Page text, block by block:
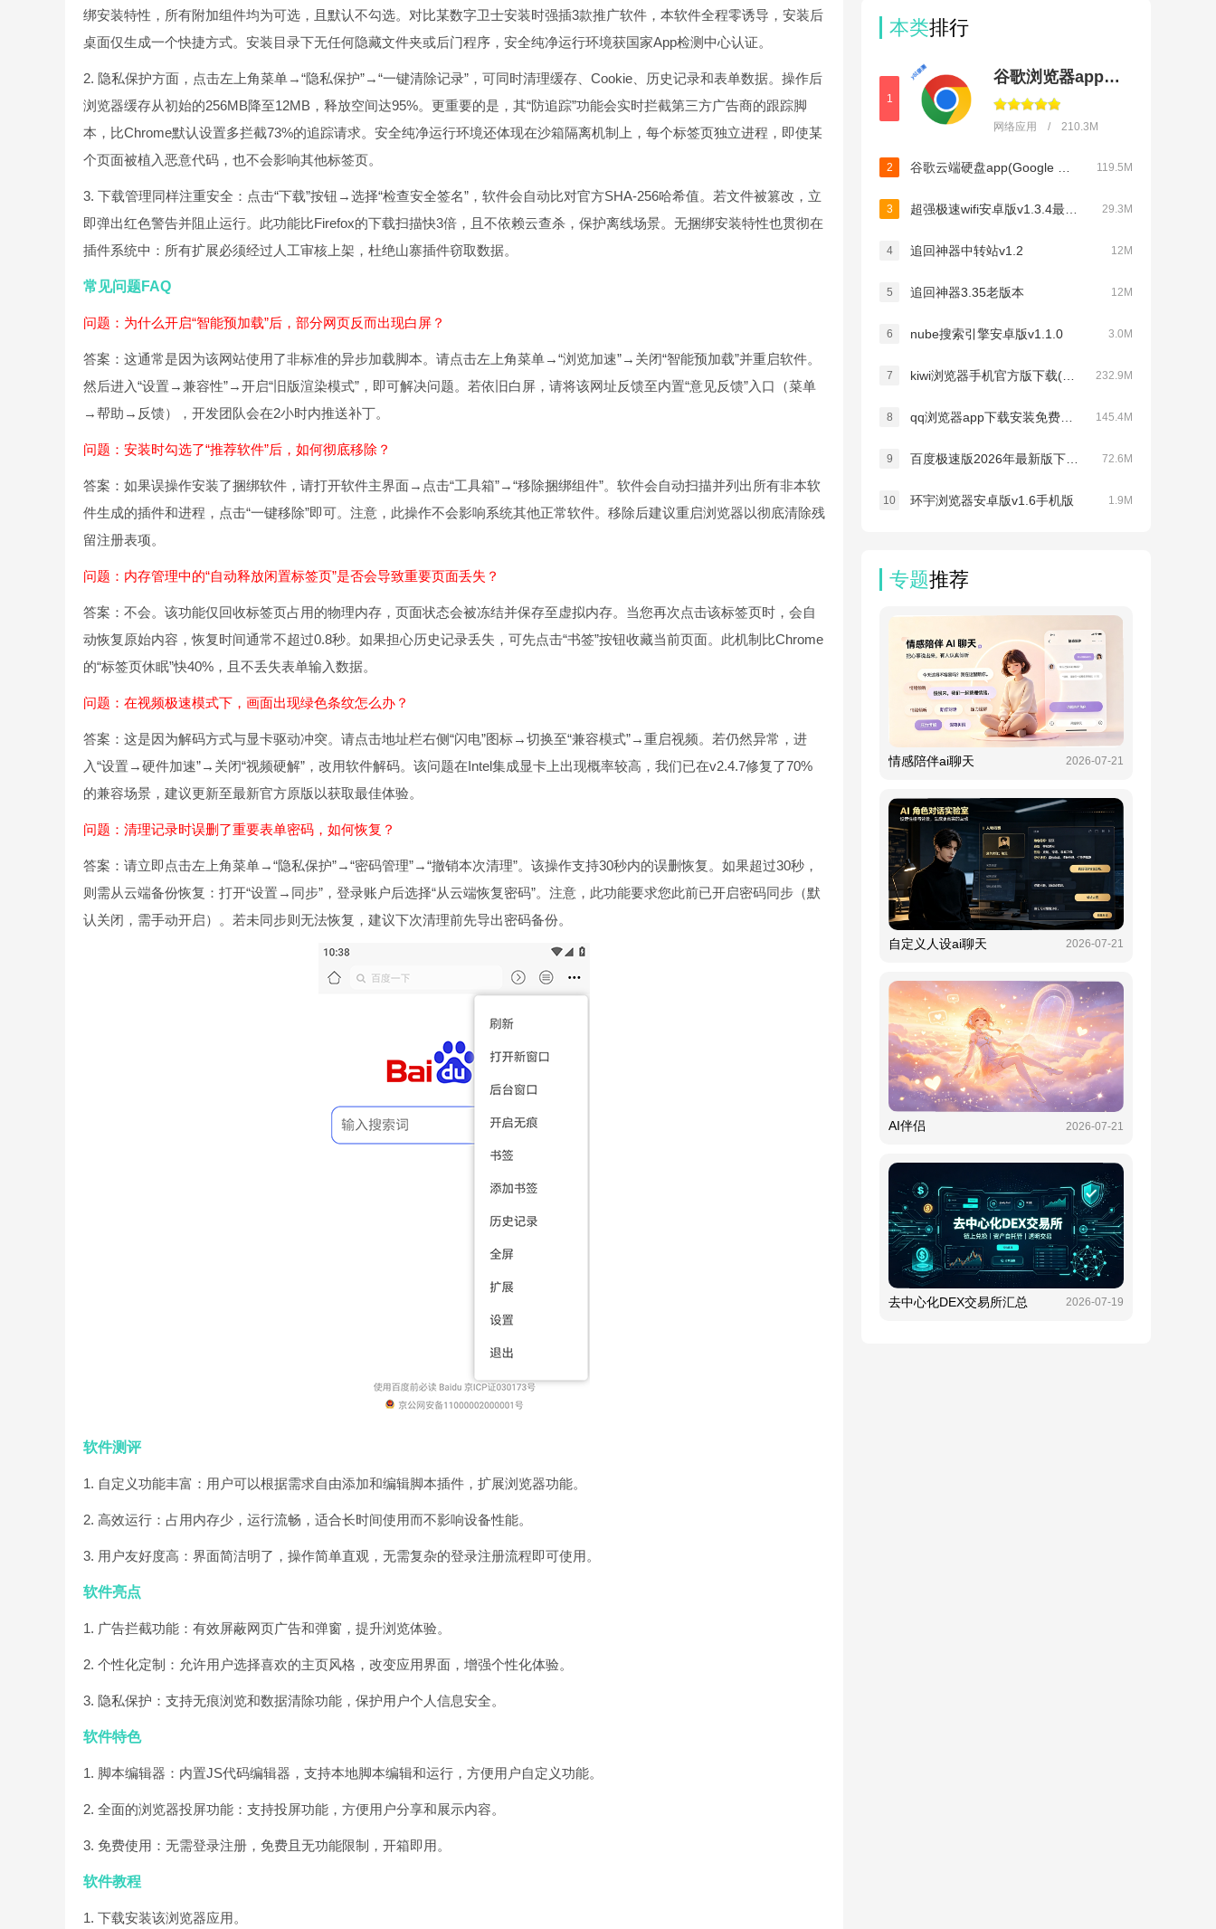
绑安装特性，所有附加组件均为可选，且默认不勾选。对比某数字卫士安装时强插3款推广软件，本软件全程零诱导，安装后
桌面仅生成一个快捷方式。安装目录下无任何隐藏文件夹或后门程序，安全纯净运行环境获国家App检测中心认证。
2. 隐私保护方面，点击左上角菜单→“隐私保护”→“一键清除记录”，可同时清理缓存、Cookie、历史记录和表单数据。操作后
浏览器缓存从初始的256MB降至12MB，释放空间达95%。更重要的是，其“防追踪”功能会实时拦截第三方广告商的跟踪脚
本，比Chrome默认设置多拦截73%的追踪请求。安全纯净运行环境还体现在沙箱隔离机制上，每个标签页独立进程，即使某
个页面被植入恶意代码，也不会影响其他标签页。
3. 下载管理同样注重安全：点击“下载”按钮→选择“检查安全签名”，软件会自动比对官方SHA-256哈希值。若文件被篡改，立
即弹出红色警告并阻止运行。此功能比Firefox的下载扫描快3倍，且不依赖云查杀，保护离线场景。无捆绑安装特性也贯彻在
插件系统中：所有扩展必须经过人工审核上架，杜绝山寨插件窃取数据。
常见问题FAQ
问题：为什么开启“智能预加载”后，部分网页反而出现白屏？
答案：这通常是因为该网站使用了非标准的异步加载脚本。请点击左上角菜单→“浏览加速”→关闭“智能预加载”并重启软件。
然后进入“设置→兼容性”→开启“旧版渲染模式”，即可解决问题。若依旧白屏，请将该网址反馈至内置“意见反馈”入口（菜单
→帮助→反馈），开发团队会在2小时内推送补丁。
问题：安装时勾选了“推荐软件”后，如何彻底移除？
答案：如果误操作安装了捆绑软件，请打开软件主界面→点击“工具箱”→“移除捆绑组件”。软件会自动扫描并列出所有非本软
件生成的插件和进程，点击“一键移除”即可。注意，此操作不会影响系统其他正常软件。移除后建议重启浏览器以彻底清除残
留注册表项。
问题：内存管理中的“自动释放闲置标签页”是否会导致重要页面丢失？
答案：不会。该功能仅回收标签页占用的物理内存，页面状态会被冻结并保存至虚拟内存。当您再次点击该标签页时，会自
动恢复原始内容，恢复时间通常不超过0.8秒。如果担心历史记录丢失，可先点击“书签”按钮收藏当前页面。此机制比Chrome
的“标签页休眠”快40%，且不丢失表单输入数据。
问题：在视频极速模式下，画面出现绿色条纹怎么办？
答案：这是因为解码方式与显卡驱动冲突。请点击地址栏右侧“闪电”图标→切换至“兼容模式”→重启视频。若仍然异常，进
入“设置→硬件加速”→关闭“视频硬解”，改用软件解码。该问题在Intel集成显卡上出现概率较高，我们已在v2.4.7修复了70%
的兼容场景，建议更新至最新官方原版以获取最佳体验。
问题：清理记录时误删了重要表单密码，如何恢复？
答案：请立即点击左上角菜单→“隐私保护”→“密码管理”→“撤销本次清理”。该操作支持30秒内的误删恢复。如果超过30秒，
则需从云端备份恢复：打开“设置→同步”，登录账户后选择“从云端恢复密码”。注意，此功能要求您此前已开启密码同步（默
认关闭，需手动开启）。若未同步则无法恢复，建议下次清理前先导出密码备份。
软件测评
1. 自定义功能丰富：用户可以根据需求自由添加和编辑脚本插件，扩展浏览器功能。
2. 高效运行：占用内存少，运行流畅，适合长时间使用而不影响设备性能。
3. 用户友好度高：界面简洁明了，操作简单直观，无需复杂的登录注册流程即可使用。
软件亮点
1. 广告拦截功能：有效屏蔽网页广告和弹窗，提升浏览体验。
2. 个性化定制：允许用户选择喜欢的主页风格，改变应用界面，增强个性化体验。
3. 隐私保护：支持无痕浏览和数据清除功能，保护用户个人信息安全。
软件特色
1. 脚本编辑器：内置JS代码编辑器，支持本地脚本编辑和运行，方便用户自定义功能。
2. 全面的浏览器投屏功能：支持投屏功能，方便用户分享和展示内容。
3. 免费使用：无需登录注册，免费且无功能限制，开箱即用。
软件教程
1. 下载安装该浏览器应用。
本类排行
1
谷歌浏览器app下载安装手机版本(Chrome)
网络应用 / 210.3M
2 119.5M
3 29.3M
4 追回神器中转站v1.2 12M
5 追回神器3.35老版本 12M
6 nube搜索引擎安卓版v1.1.0 3.0M
7 232.9M
8 145.4M
9 72.6M
10 环宇浏览器安卓版v1.6手机版 1.9M
专题推荐
情感陪伴ai聊天 2026-07-21
自定义人设ai聊天 2026-07-21
AI伴侣 2026-07-21
去中心化DEX交易所汇总 2026-07-19